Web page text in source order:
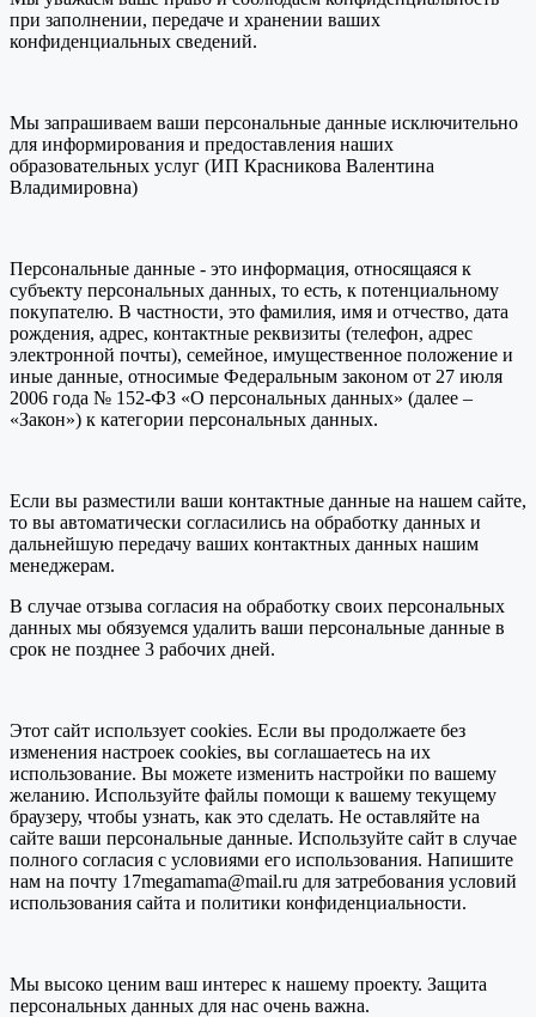
при заполнении, передаче и хранении ваших
конфиденциальных сведений.
Мы запрашиваем ваши персональные данные исключительно
для информирования и предоставления наших
образовательных услуг (ИП Красникова Валентина
Владимировна)
Персональные данные - это информация, относящаяся к
субъекту персональных данных, то есть, к потенциальному
покупателю. В частности, это фамилия, имя и отчество, дата
рождения, адрес, контактные реквизиты (телефон, адрес
электронной почты), семейное, имущественное положение и
иные данные, относимые Федеральным законом от 27 июля
2006 года № 152-ФЗ «О персональных данных» (далее –
«Закон») к категории персональных данных.
Если вы разместили ваши контактные данные на нашем сайте,
то вы автоматически согласились на обработку данных и
дальнейшую передачу ваших контактных данных нашим
менеджерам.
В случае отзыва согласия на обработку своих персональных
данных мы обязуемся удалить ваши персональные данные в
срок не позднее 3 рабочих дней.
Этот сайт использует cookies. Если вы продолжаете без
изменения настроек cookies, вы соглашаетесь на их
использование. Вы можете изменить настройки по вашему
желанию. Используйте файлы помощи к вашему текущему
браузеру, чтобы узнать, как это сделать. Не оставляйте на
сайте ваши персональные данные. Используйте сайт в случае
полного согласия с условиями его использования. Напишите
нам на почту 17megamama@mail.ru для затребования условий
использования сайта и политики конфиденциальности.
Мы высоко ценим ваш интерес к нашему проекту. Защита
персональных данных для нас очень важна.